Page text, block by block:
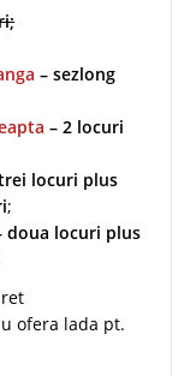
– sezlong
– 2 locuri
locuri plus
;
doua locuri plus
ofera lada pt.